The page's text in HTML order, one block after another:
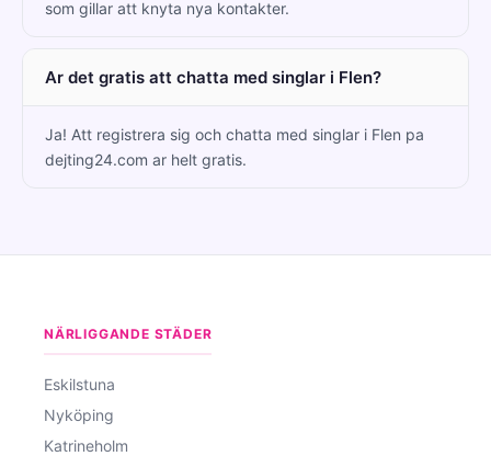
som gillar att knyta nya kontakter.
Ar det gratis att chatta med singlar i Flen?
Ja! Att registrera sig och chatta med singlar i Flen pa
dejting24.com ar helt gratis.
NÄRLIGGANDE STÄDER
Eskilstuna
Nyköping
Katrineholm